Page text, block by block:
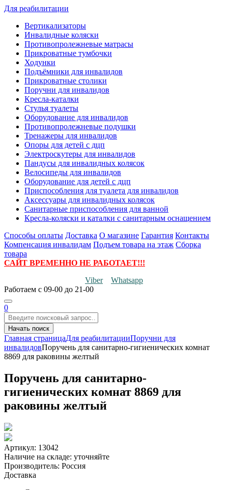
Для реабилитации
Вертикализаторы
Инвалидные коляски
Противопролежневые матрасы
Прикроватные тумбочки
Ходунки
Подъёмники для инвалидов
Прикроватные столики
Поручни для инвалидов
Кресла-каталки
Стулья туалеты
Оборудование для инвалидов
Противопролежневые подушки
Тренажеры для инвалидов
Опоры для детей с дцп
Электроскутеры для инвалидов
Пандусы для инвалидных колясок
Велосипеды для инвалидов
Оборудование для детей с дцп
Приспособления для туалета для инвалидов
Аксессуары для инвалидных колясок
Санитарные приспособления для ванной
Кресла-коляски и каталки с санитарным оснащением
Способы оплаты Доставка О магазине Гарантия Контакты
Компенсация инвалидам Подъем товара на этаж Сборка
товара
САЙТ ВРЕМЕННО НЕ РАБОТАЕТ!!!
Viber
Whatsapp
Работаем с 09-00 до 21-00
0
Начать поиск
Главная страницаДля реабилитацииПоручни для
инвалидовПоручень для санитарно-гигиенических комнат
8869 для раковины желтый
Поручень для санитарно-
гигиенических комнат 8869 для
раковины желтый
Артикул: 13042
Наличие на складе: уточняйте
Производитель: Россия
Доставка